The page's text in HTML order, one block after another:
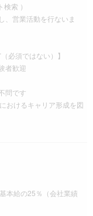
索 ）
、営業活動を行ないま
必須ではない）】
者歓迎
問です
おけるキャリア形成を図
本給の25％（会社業績